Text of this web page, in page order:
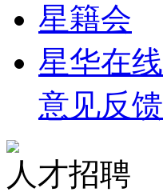
星籍会
星华在线
意见反馈
人才招聘